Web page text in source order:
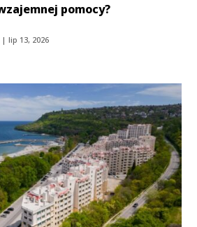
pomocy?
|lip 13, 2026